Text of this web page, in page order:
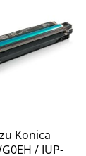
Konica
/ IUP-